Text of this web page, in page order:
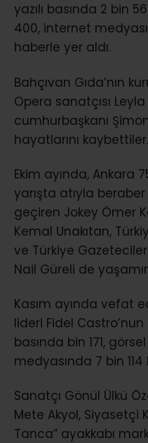
yazılı basında 2 bin
400, internet
haberle yer aldı.
Bahçıvan Gıda’nın
Opera sanatçısı
cumhurbaşkanı
hayatlarını kaybettiler.
Ekim ayında, Ankara
yarışta atıyla
geçiren Jokey Ömer
Kemal Unakıtan,
ve Türkiye Gazeteciler
Nail Güreli de
Kasım ayında vefat
lideri Fidel Castro’nun
basında bin 171,
medyasında 7 bin
Sanatçı Gönül Ülkü
Mete Akyol, Siyasetçi
Tanca” ayakkabı